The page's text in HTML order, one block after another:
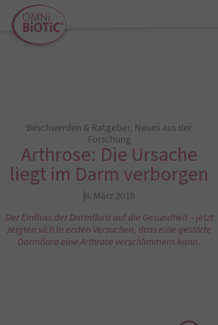
Beschwerden & Ratgeber, Neues aus der
Forschung
Arthrose: Die Ursache
liegt im Darm verborgen
8. März 2019
Der Einfluss der Darmflora auf die Gesundheit – jetzt
zeigten sich in ersten Versuchen, dass eine gestörte
Darmflora eine Arthrose verschlimmern kann.